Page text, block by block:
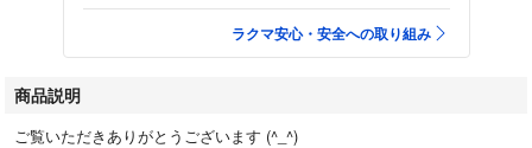
ラクマ安心・安全への取り組み
商品説明
ご覧いただきありがとうございます (^_^)